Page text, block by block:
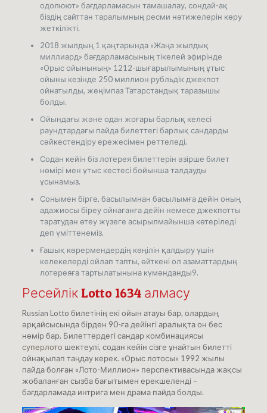
одолюют» бағдарламасын тамашалау, сондай-ақ
біздің сайттан таралымның ресми нәтижелерін көру
жеткілікті.
2018 жылдың 1 қаңтарында «Жаңа жылдық
миллиард» бағдарламасының тікелей эфирінде
«Орыс ойынының» 1212-шығарылымының ұтыс
ойыны кезінде 250 миллион рубльдік джекпот
ойнатылды, жеңімпаз Татарстандық таразышы
болды.
Ойындағы және одан жоғары барлық келесі
раундтардағы пайда билеттегі барлық сандарды
сәйкестендіру ережесімен реттеледі.
Содан кейін біз лотерея билеттерін әзірше билет
нөмірі мен ұтыс кестесі бойынша талдауды
ұсынамыз.
Сонымен бірге, басылымнан басылымға дейін оның
адажиосы біреу ойнағанға дейін немесе джекпотты
таратудан өтеу жүзеге асырылмайынша көтеріледі
деп үміттенеміз.
Ғашық көрермендердің көңілін қалдыру үшін
келекелерді ойлап тапты, өйткені ол азаматтардың
лотереяға тартылатынына күмәнданды9.
Ресейлік Lotto 1634 алмасу
Russian Lotto билетінің екі ойын атауы бар, олардың
әрқайсысында бірден 90-ға дейінгі аралықта он бес
нөмір бар. Билеттердегі сандар комбинациясы
суперлото шектеулі, содан кейін сізге ұнайтын билетті
ойнақылап таңдау керек. «Орыс лотосы» 1992 жылы
пайда болған «Лото-Миллион» перспективасында жақсы
жобаланған сызба бағытымен ерекшеленді –
бағдарламада интрига мен драма пайда болды.